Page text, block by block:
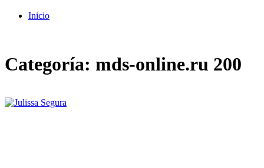
Inicio
Categoría: mds-online.ru 200